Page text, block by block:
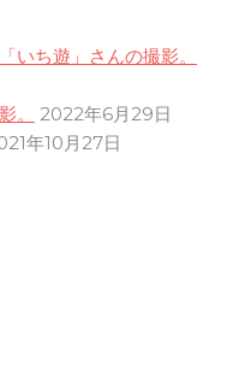
いち遊」さんの撮影。
。
2022年6月29日
年10月27日